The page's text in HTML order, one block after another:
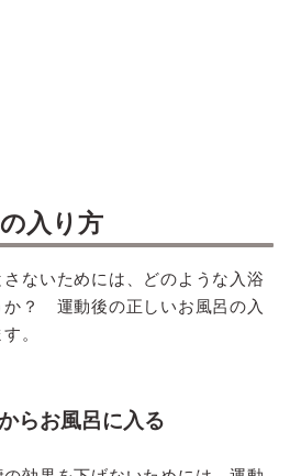
入り方
ないためには、どのような入浴
か？ 運動後の正しいお風呂の入
。
らお風呂に入る